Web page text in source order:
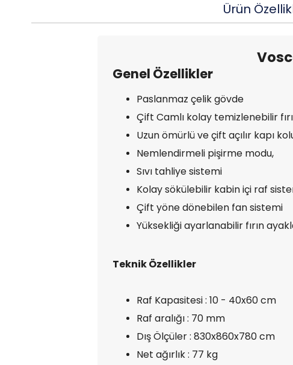
Ürün
Genel Özellikler
Paslanmaz çelik gövde
Çift Camlı kolay temizlenebilir
Uzun ömürlü ve çift açılır kapı
Nemlendirmeli pişirme modu,
Sıvı tahliye sistemi
Kolay sökülebilir kabin içi raf
Çift yöne dönebilen fan sistemi
Yüksekliği ayarlanabilir fırın
Teknik Özellikler
Raf Kapasitesi : 10 - 40x60 cm
Raf aralığı : 70 mm
Dış Ölçüler : 830x860x780 cm
Net ağırlık : 77 kg